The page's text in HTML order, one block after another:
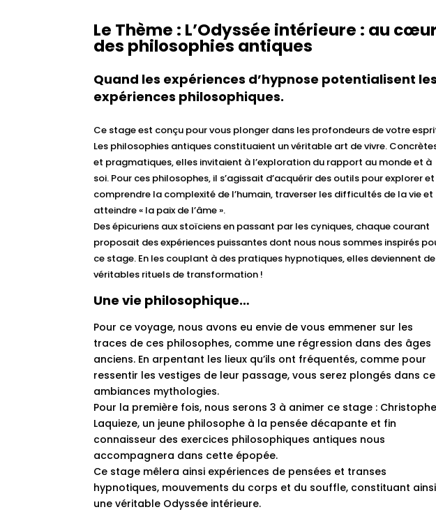
Le Thème : L’Odyssée intérieure : au cœur
des philosophies antiques
Quand les expériences d’hypnose potentialisent les
expériences philosophiques.
Ce stage est conçu pour vous plonger dans les profondeurs de votre
Les philosophies antiques constituaient un véritable art de vivre.
et pragmatiques, elles invitaient à l’exploration du rapport au monde et à
soi. Pour ces philosophes, il s’agissait d’acquérir des outils pour explorer et
comprendre la complexité de l’humain, traverser les difficultés de la vie et
atteindre « la paix de l’âme ».
Des épicuriens aux stoïciens en passant par les cyniques, chaque courant
proposait des expériences puissantes dont nous nous sommes inspirés
ce stage. En les couplant à des pratiques hypnotiques, elles deviennent de
véritables rituels de transformation !
Une vie philosophique…
Pour ce voyage, nous avons eu envie de vous emmener sur les
traces de ces philosophes, comme une régression dans des âges
anciens. En arpentant les lieux qu’ils ont fréquentés, comme pour
ressentir les vestiges de leur passage, vous serez plongés dans
ambiances mythologies.
Pour la première fois, nous serons 3 à animer ce stage :
Laquieze, un jeune philosophe à la pensée décapante et fin
connaisseur des exercices philosophiques antiques nous
accompagnera dans cette épopée.
Ce stage mêlera ainsi expériences de pensées et transes
hypnotiques, mouvements du corps et du souffle, constituant ainsi
une véritable Odyssée intérieure.